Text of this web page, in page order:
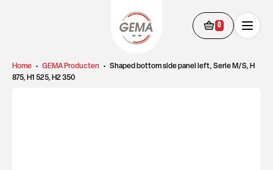
0
Home • GEMA Producten • Shaped bottom side panel left, Serie M/S, H
875, H1 525, H2 350